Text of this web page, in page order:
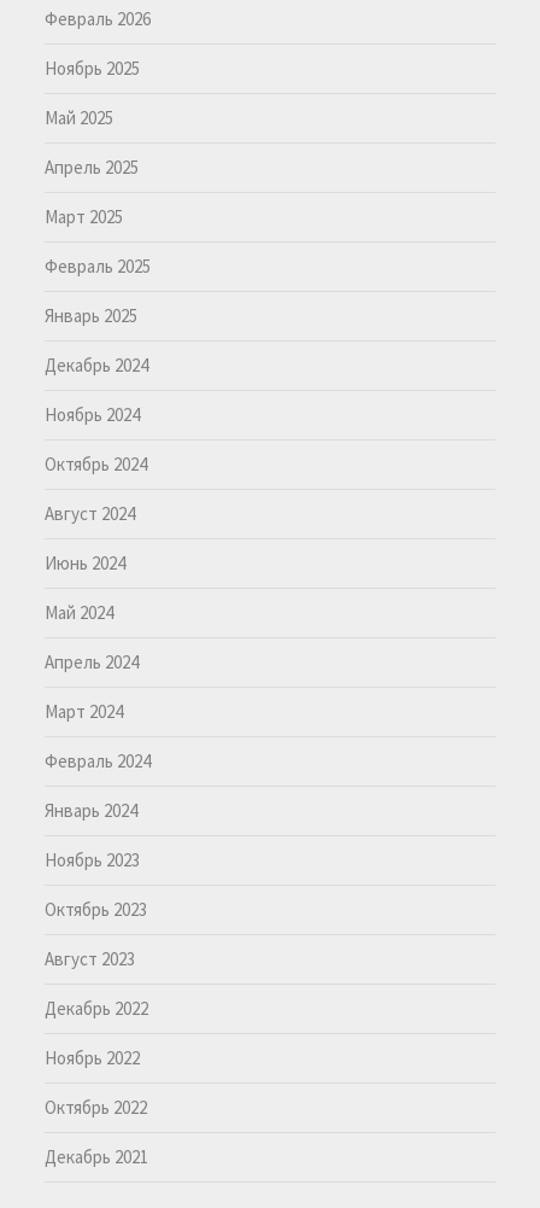
Февраль 2026
Ноябрь 2025
Май 2025
Апрель 2025
Март 2025
Февраль 2025
Январь 2025
Декабрь 2024
Ноябрь 2024
Октябрь 2024
Август 2024
Июнь 2024
Май 2024
Апрель 2024
Март 2024
Февраль 2024
Январь 2024
Ноябрь 2023
Октябрь 2023
Август 2023
Декабрь 2022
Ноябрь 2022
Октябрь 2022
Декабрь 2021